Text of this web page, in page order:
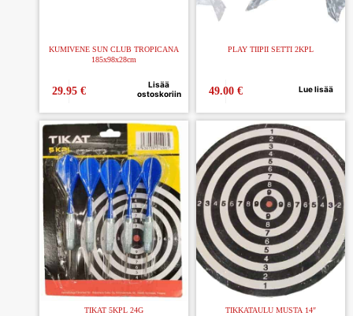
KUMIVENE SUN CLUB TROPICANA
185x98x28cm
29.95 €
Lisää
ostoskoriin
PLAY TIIPII SETTI 2KPL
49.00 € Lue lisää
TIKAT 5KPL 24G TIKKATAULU MUSTA 14″